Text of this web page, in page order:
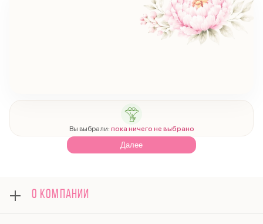
Вы выбрали: пока ничего не выбрано
Далее
О КОМПАНИИ